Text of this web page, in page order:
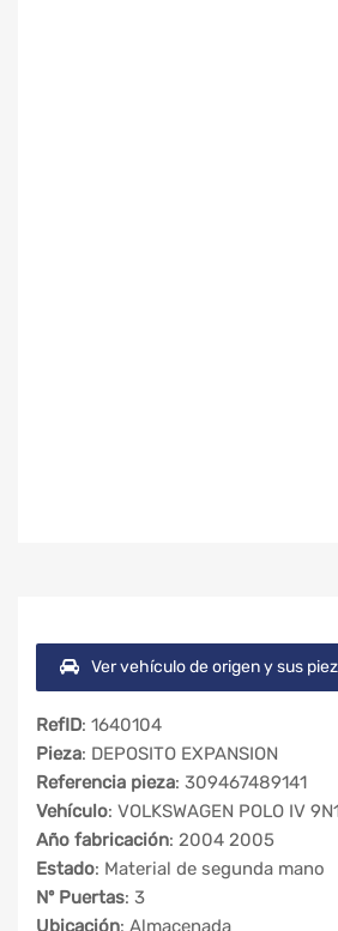
Ver vehículo de origen y sus
RefID: 1640104
Pieza: DEPOSITO EXPANSION
Referencia pieza: 309467489141
Vehículo: VOLKSWAGEN POLO IV
Año fabricación: 2004 2005
Estado: Material de segunda mano
Nº Puertas: 3
Ubicación: Almacenada